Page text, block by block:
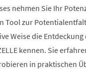
nehmen Sie Ihr
Tool zur
Weise die
kennen. Sie
in praktischen